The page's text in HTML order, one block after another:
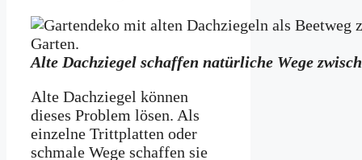
Alte Dachziegel schaffen natürliche Wege
Alte Dachziegel können
dieses Problem lösen. Als
einzelne Trittplatten oder
schmale Wege schaffen sie